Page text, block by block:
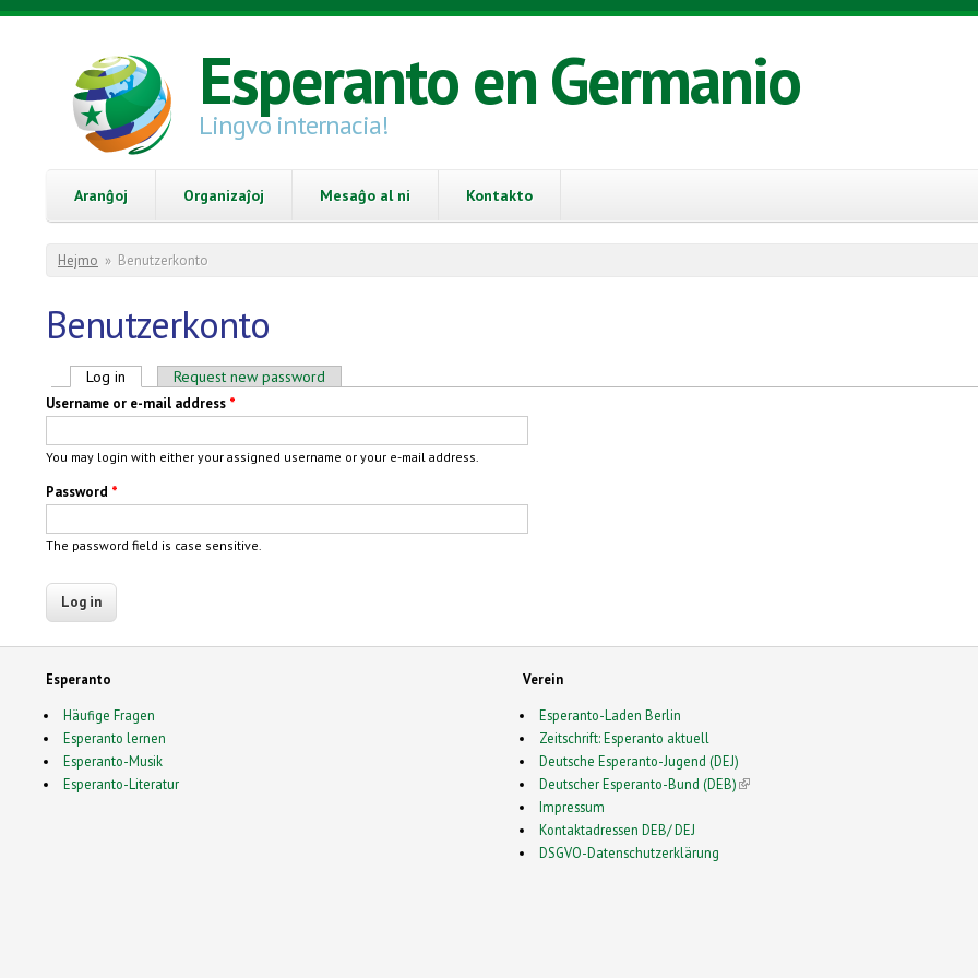
Skip to main content
Esperanto en Germanio
Lingvo internacia!
Aranĝoj Organizaĵoj Mesaĝo al ni Kontakto
You are here
Hejmo » Benutzerkonto
Benutzerkonto
Primary tabs
Log in (active tab)Request new password
Username or e-mail address *
You may login with either your assigned username or your e-mail address.
Password *
The password field is case sensitive.
Esperanto
Häufige Fragen
Esperanto lernen
Esperanto-Musik
Esperanto-Literatur
Verein
Esperanto-Laden Berlin
Zeitschrift: Esperanto aktuell
Deutsche Esperanto-Jugend (DEJ)
Deutscher Esperanto-Bund (DEB)(link is external)
Impressum
Kontaktadressen DEB/ DEJ
DSGVO-Datenschutzerklärung